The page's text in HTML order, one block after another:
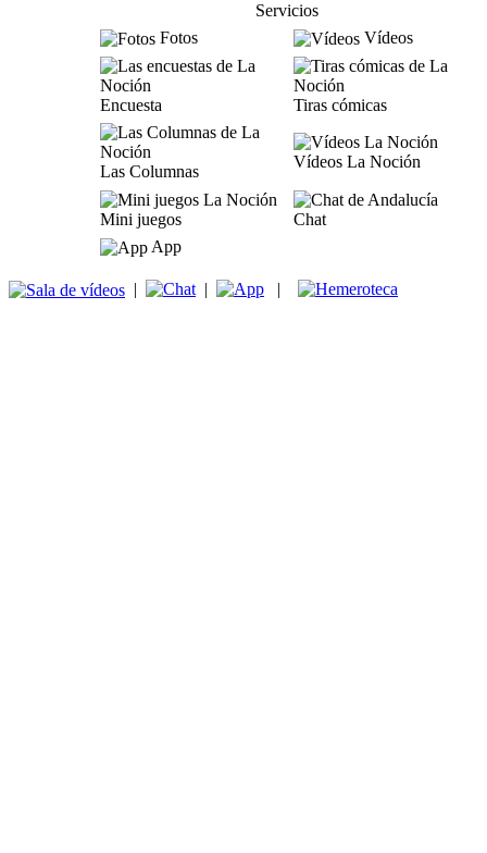
Servicios
Fotos
Vídeos
Encuesta Tiras cómicas
Las Columnas
Vídeos La Noción
Mini juegos
Chat
App
| | |